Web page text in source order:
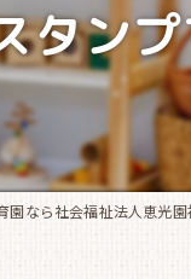
ン
園なら社会福祉法人恵光